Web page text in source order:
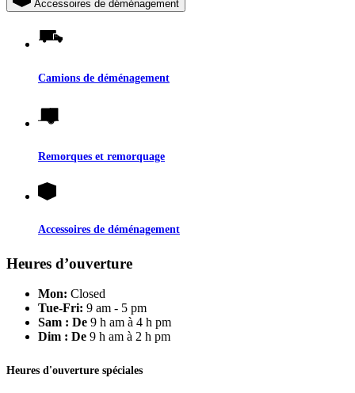
Accessoires de déménagement
Camions de déménagement
Remorques et remorquage
Accessoires de déménagement
Heures d’ouverture
Mon: Closed
Tue-Fri: 9 am - 5 pm
Sam : De 9 h am à 4 h pm
Dim : De 9 h am à 2 h pm
Heures d'ouverture spéciales